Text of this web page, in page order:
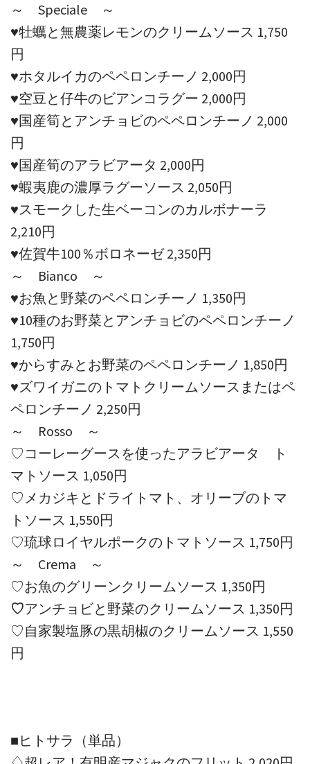
～ Speciale ～
♥牡蠣と無農薬レモンのクリームソース 1,750
円
♥ホタルイカのペペロンチーノ 2,000円
♥空豆と仔牛のビアンコラグー 2,000円
♥国産筍とアンチョビのペペロンチーノ 2,000
円
♥国産筍のアラビアータ 2,000円
♥蝦夷鹿の濃厚ラグーソース 2,050円
♥スモークした生ベーコンのカルボナーラ
2,210円
♥佐賀牛100％ボロネーゼ 2,350円
～ Bianco ～
♥お魚と野菜のペペロンチーノ 1,350円
♥10種のお野菜とアンチョビのペペロンチーノ
1,750円
♥からすみとお野菜のペペロンチーノ 1,850円
♥ズワイガニのトマトクリームソースまたはペ
ペロンチーノ 2,250円
～ Rosso ～
♡コーレーグースを使ったアラビアータ ト
マトソース 1,050円
♡メカジキとドライトマト、オリーブのトマ
トソース 1,550円
♡琉球ロイヤルポークのトマトソース 1,750円
～ Crema ～
♡お魚のグリーンクリームソース 1,350円
♡アンチョビと野菜のクリームソース 1,350円
♡自家製塩豚の黒胡椒のクリームソース 1,550
円
■ヒトサラ（単品）